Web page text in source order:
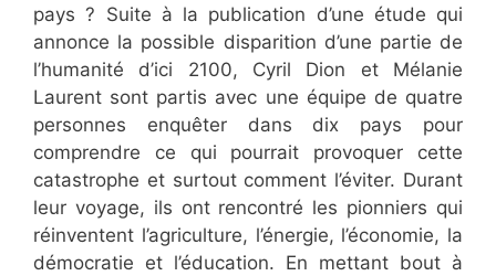
pays ? Suite à la publication d’une étude qui
annonce la possible disparition d’une partie de
l’humanité d’ici 2100, Cyril Dion et Mélanie
Laurent sont partis avec une équipe de quatre
personnes enquêter dans dix pays pour
comprendre ce qui pourrait provoquer cette
catastrophe et surtout comment l’éviter. Durant
leur voyage, ils ont rencontré les pionniers qui
réinventent l’agriculture, l’énergie, l’économie, la
démocratie et l’éducation. En mettant bout à